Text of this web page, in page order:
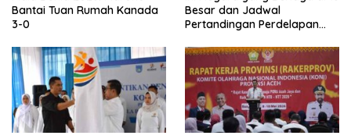
Bantai Tuan Rumah Kanada
3-0
Besar dan Jadwal
Pertandingan Perdelapan